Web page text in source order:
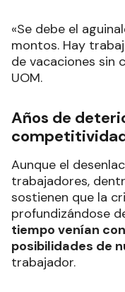
«Se debe el
montos. Hay
de vacaciones sin
UOM.
Años de
Aunque el
trabajadores,
sostienen que la
profundizándose
tiempo venían
posibilidades de
trabajador.